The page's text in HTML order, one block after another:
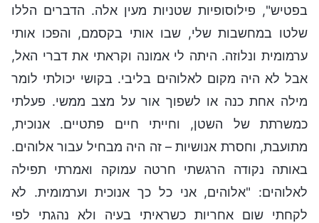
בפטיש", פילוסופיות שטניות מעין אלה. הדברים הללו
שלטו במחשבות שלי, שבו אותי בקסמם, והפכו אותי
ערמומית ונלוזה. היתה לי אמונה וקראתי את דברי האל,
אבל לא היה מקום לאלוהים בליבי. בקושי יכולתי לומר
מילה אחת כנה או לשפוך אור על מצב ממשי. פעלתי
כמשרתת של השטן, וחייתי חיים פתטיים. אנוכית,
מתועבת, וחסרת אנושיות – זה היה מבחיל עבור אלוהים.
באותה נקודה הרגשתי חרטה עמוקה ואמרתי תפילה
לאלוהים: "אלוהים, אני כל כך אנוכית וערמומית. לא
לקחתי שום אחריות כשראיתי בעיה ולא נהגתי לפי